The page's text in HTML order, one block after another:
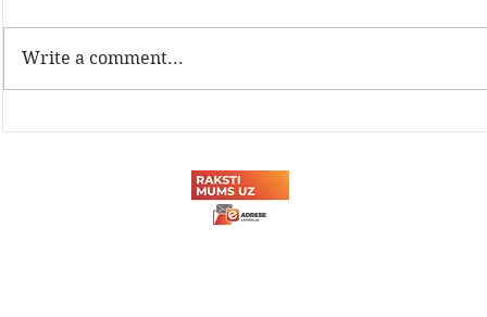
akadēmijas” (Rail Baltica
Academy) sezonu, piedāvājot...
Write a comment...